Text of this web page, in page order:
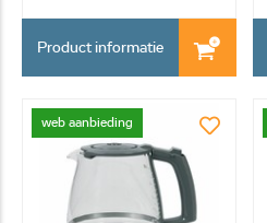
Product informatie
web aanbieding